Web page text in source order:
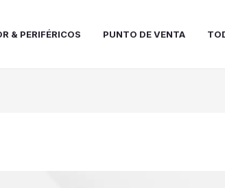
& PERIFÉRICOS PUNTO DE VENTA